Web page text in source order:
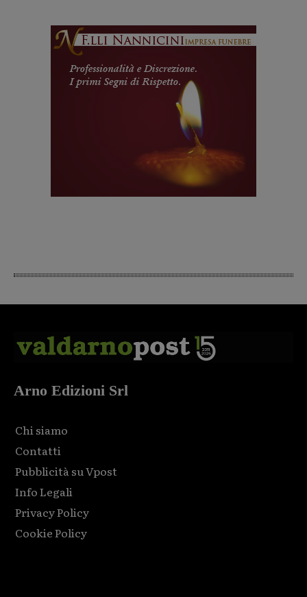
Arno Edizioni Srl
Chi siamo
Contatti
Pubblicità su Vpost
Info Legali
Privacy Policy
Cookie Policy